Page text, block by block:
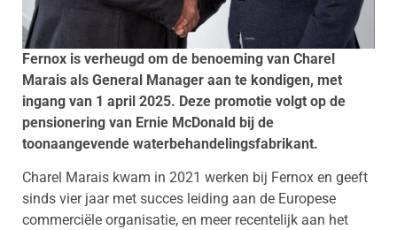
Fernox is verheugd om de benoeming van Charel
Marais als General Manager aan te kondigen, met
ingang van 1 april 2025. Deze promotie volgt op de
pensionering van Ernie McDonald bij de
toonaangevende waterbehandelingsfabrikant.
Charel Marais kwam in 2021 werken bij Fernox en geeft
sinds vier jaar met succes leiding aan de Europese
commerciële organisatie, en meer recentelijk aan het